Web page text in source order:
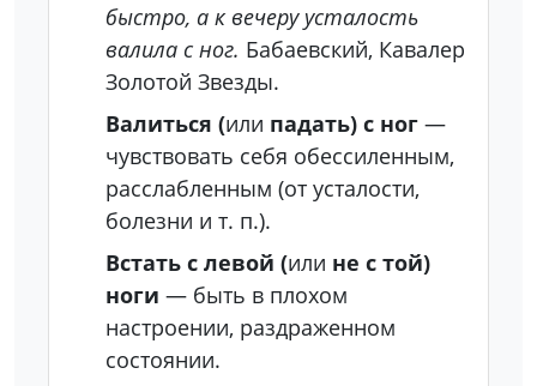
быстро, а к вечеру усталость
валила с ног. Бабаевский, Кавалер
Золотой Звезды.
Валиться (или падать) с ног —
чувствовать себя обессиленным,
расслабленным (от усталости,
болезни и т. п.).
Встать с левой (или не с той)
ноги — быть в плохом
настроении, раздраженном
состоянии.